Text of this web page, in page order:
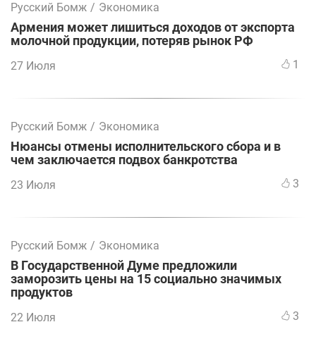
Русский Бомж / Экономика
Армения может лишиться доходов от экспорта
молочной продукции, потеряв рынок РФ
27 Июля 1
Русский Бомж / Экономика
Нюансы отмены исполнительского сбора и в
чем заключается подвох банкротства
23 Июля 3
Русский Бомж / Экономика
В Государственной Думе предложили
заморозить цены на 15 социально значимых
продуктов
22 Июля 3